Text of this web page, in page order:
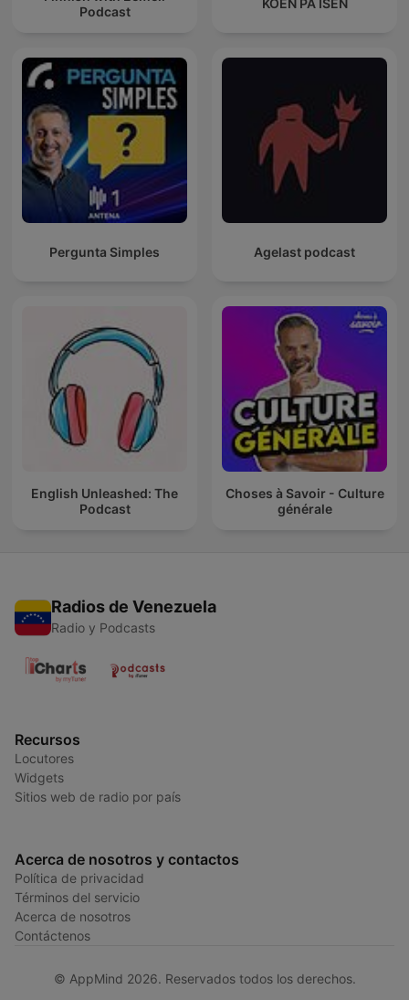
Podcast
KOEN PÅ ISEN
Pergunta Simples Agelast podcast
English Unleashed: The
Podcast
Choses à Savoir - Culture
générale
Radios de Venezuela
Radio y Podcasts
Recursos
Locutores
Widgets
Sitios web de radio por país
Acerca de nosotros y contactos
Política de privacidad
Términos del servicio
Acerca de nosotros
Contáctenos
© AppMind 2026. Reservados todos los derechos.